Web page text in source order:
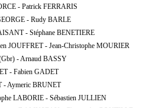
- Patrick FERRARIS
- Rudy BARLE
- Stéphane BENETIERE
JOUFFRET - Jean-Christophe MOURIER
- Arnaud BASSY
- Fabien GADET
- Aymeric BRUNET
LABORIE - Sébastien JULLIEN